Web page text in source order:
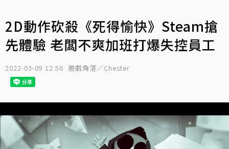
2D動作砍殺《死得愉快》Steam搶
先體驗 老闆不爽加班打爆失控員工
2022-03-09 12:56 遊戲角落／Chester